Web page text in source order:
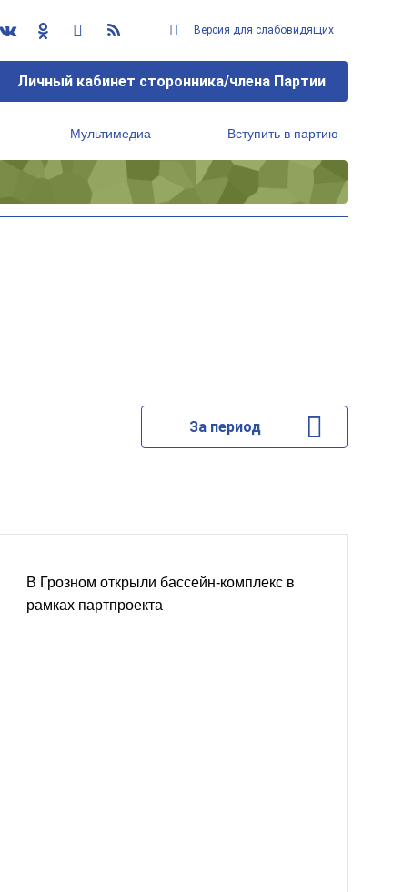
Версия для слабовидящих
Личный кабинет сторонника/члена Партии
Мультимедиа Вступить в партию
За период
В Грозном открыли бассейн-комплекс в
рамках партпроекта